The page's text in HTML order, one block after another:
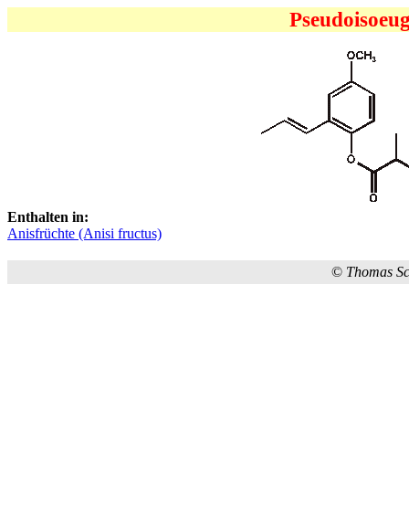
Enthalten in:
Anisfrüchte (Anisi fructus)
© Thomas